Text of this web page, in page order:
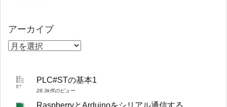
アーカイブ
PLC#STの基本1
28.3k件のビュー
RaspberryとArduinoをシリアル通信する